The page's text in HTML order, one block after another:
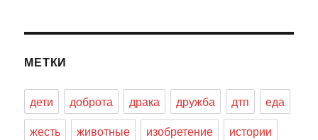
МЕТКИ
дети доброта драка дружба дтп
еда
жесть
животные изобретение
истории